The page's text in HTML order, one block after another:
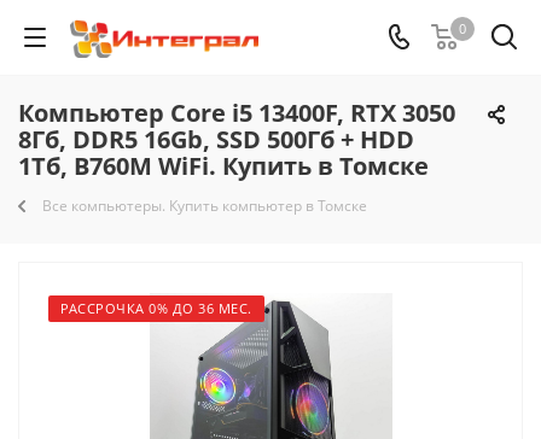
0
Компьютер Core i5 13400F, RTX 3050
8Гб, DDR5 16Gb, SSD 500Гб + HDD
1Тб, B760M WiFi. Купить в Томске
Все компьютеры. Купить компьютер в Томске
РАССРОЧКА 0% ДО 36 МЕС.